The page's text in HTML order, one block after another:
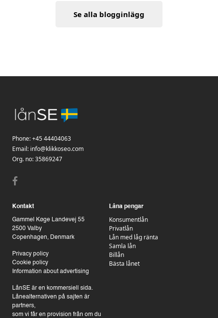
Se alla blogginlägg
Phone:+45 44404063
Email: info@klikkoseo.com
Org. no: 35869247
Kontakt
Gammel Køge Landevej 55
2500 Valby
Copenhagen, Denmark
Privacy policy
Cookie policy
Information about advertising
LånSE är en kommersiell sida.
Lånealternativen på sajten är
partners,
som vi får en provision från om du
Låna pengar
Konsumentlån
Privatlån
Lån med låg ränta
Samla lån
Billån
Bästa lånet